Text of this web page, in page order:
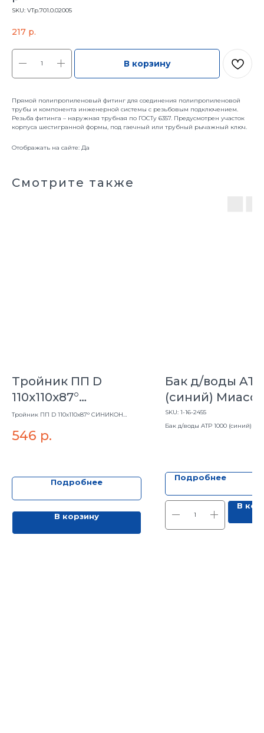
SKU: VTp.701.0.02005
217 р.
В корзину
Прямой полипропиленовый фитинг для соединения полипропиленовой
трубы и компонента инженерной системы с резьбовым подключением.
Резьба фитинга – наружная трубная по ГОСТу 6357. Предусмотрен участок
корпуса шестигранной формы, под гаечный или трубный рычажный ключ.
Отображать на сайте: Да
Смотрите также
Тройник ПП D
110х110х87°
СИНИКОН
КОМФОРТ
Тройник ПП D 110х110х87° СИНИКОН
546 р.
Подробнее
В корзину
Бак д/воды
(синий) Миасс
SKU: 1-16-2455
Бак д/воды ATР 1000 (синий)
Подробнее
В